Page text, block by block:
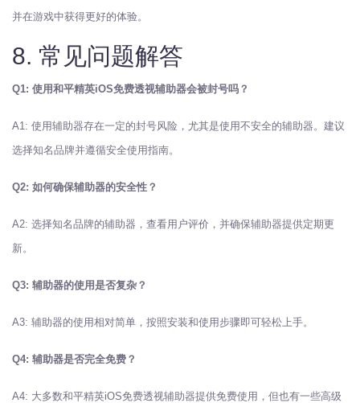
并在游戏中获得更好的体验。
8. 常见问题解答
Q1: 使用和平精英iOS免费透视辅助器会被封号吗？
A1: 使用辅助器存在一定的封号风险，尤其是使用不安全的辅助器。建议
选择知名品牌并遵循安全使用指南。
Q2: 如何确保辅助器的安全性？
A2: 选择知名品牌的辅助器，查看用户评价，并确保辅助器提供定期更
新。
Q3: 辅助器的使用是否复杂？
A3: 辅助器的使用相对简单，按照安装和使用步骤即可轻松上手。
Q4: 辅助器是否完全免费？
A4: 大多数和平精英iOS免费透视辅助器提供免费使用，但也有一些高级